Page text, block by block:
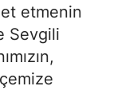
etmenin
Sevgili